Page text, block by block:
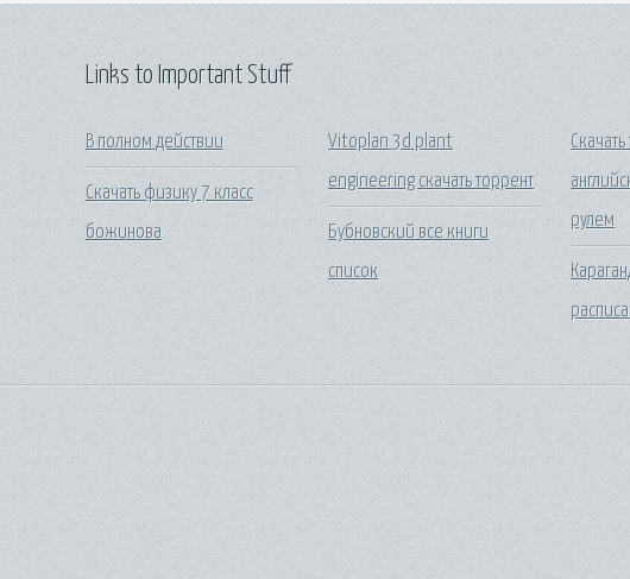
Links to Important Stuff
В полном действии
Скачать физику 7 класс
божинова
Vitoplan 3d plant
engineering скачать торрент
Бубновский все книги
список
рулем